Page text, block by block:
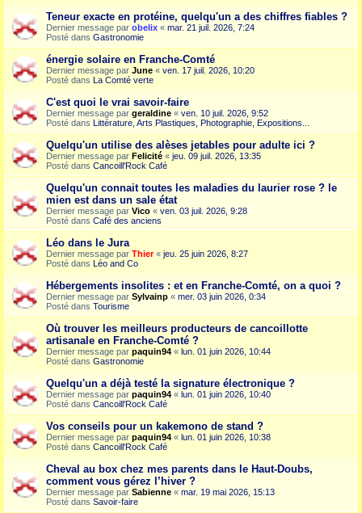
Teneur exacte en protéine, quelqu'un a des chiffres fiables ?
Dernier message par obelix « mar. 21 juil. 2026, 7:24
Posté dans Gastronomie
énergie solaire en Franche-Comté
Dernier message par June « ven. 17 juil. 2026, 10:20
Posté dans La Comté verte
C'est quoi le vrai savoir-faire
Dernier message par geraldine « ven. 10 juil. 2026, 9:52
Posté dans Littérature, Arts Plastiques, Photographie, Expositions...
Quelqu'un utilise des alèses jetables pour adulte ici ?
Dernier message par Felicité « jeu. 09 juil. 2026, 13:35
Posté dans Cancoill'Rock Café
Quelqu'un connait toutes les maladies du laurier rose ? le
mien est dans un sale état
Dernier message par Vico « ven. 03 juil. 2026, 9:28
Posté dans Café des anciens
Léo dans le Jura
Dernier message par Thier« jeu. 25 juin 2026, 8:27
Posté dans Léo and Co
Hébergements insolites : et en Franche-Comté, on a quoi ?
Dernier message par Sylvainp « mer. 03 juin 2026, 0:34
Posté dans Tourisme
Où trouver les meilleurs producteurs de cancoillotte
artisanale en Franche-Comté ?
Dernier message par paquin94 « lun. 01 juin 2026, 10:44
Posté dans Gastronomie
Quelqu'un a déjà testé la signature électronique ?
Dernier message par paquin94 « lun. 01 juin 2026, 10:40
Posté dans Cancoill'Rock Café
Vos conseils pour un kakemono de stand ?
Dernier message par paquin94 « lun. 01 juin 2026, 10:38
Posté dans Cancoill'Rock Café
Cheval au box chez mes parents dans le Haut-Doubs,
comment vous gérez l’hiver ?
Dernier message par Sabienne « mar. 19 mai 2026, 15:13
Posté dans Savoir-faire